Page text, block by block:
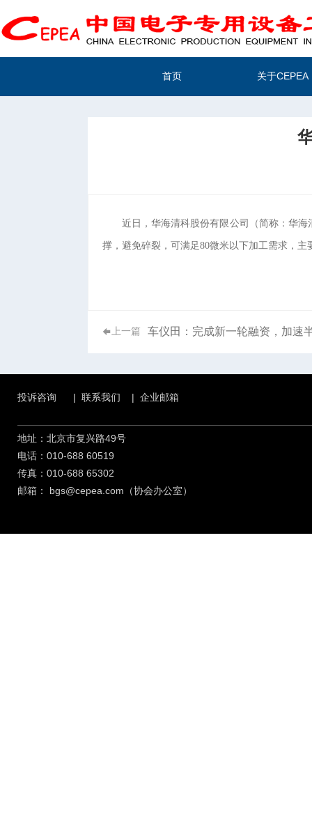
首页 关于CEPEA
近日， 华海清科股份有限公司（简称：华海
撑，避免碎裂，可满足80微米以下加工需求，
上一篇 车仪田：完成新一轮融资，加速
地址：北京市复兴路49号
电话：010-688 60519
传真：010-688 65302
邮箱：
bgs@cepea.com（协会办公室）
投诉咨询 | 联系我们 | 企业邮箱